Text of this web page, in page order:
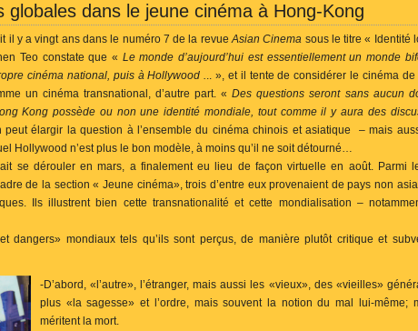
globales dans le jeune cinéma à Hong-Kong
il y a vingt ans dans le numéro 7 de la revueAsian Cinema sous le titre « Identité
Teo constate que « Le monde d’aujourd’hui est essentiellement un monde
cinéma national, puis à Hollywood ... », et il tente de considérer le cinéma
un cinéma transnational, d’autre part. «Des questions seront sans aucun
Kong possède ou non une identité mondiale, tout comme il y aura des
élargir la question à l’ensemble du cinéma chinois et asiatique – mais
Hollywood n’est plus le bon modèle, à moins qu’il ne soit détourné…
se dérouler en mars, a finalement eu lieu de façon virtuelle en août. Parmi
de la section « Jeune cinéma», trois d’entre eux provenaient de pays non
Ils illustrent bien cette transnationalité et cette mondialisation –
dangers» mondiaux tels qu’ils sont perçus, de manière plutôt critique et
-D’abord, «l’autre», l’étranger, mais aussi les «vieux», des «vieilles»
plus «la sagesse» et l’ordre, mais souvent la notion du mal lui-même;
méritent la mort.